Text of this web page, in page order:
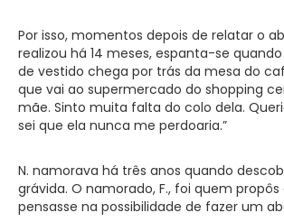
Por isso, momentos depois de relatar o
realizou há 14 meses, espanta-se
de vestido chega por trás da mesa do
que vai ao supermercado do shopping
mãe. Sinto muita falta do colo dela.
sei que ela nunca me perdoaria.”
N. namorava há três anos quando
grávida. O namorado, F., foi quem
pensasse na possibilidade de fazer um